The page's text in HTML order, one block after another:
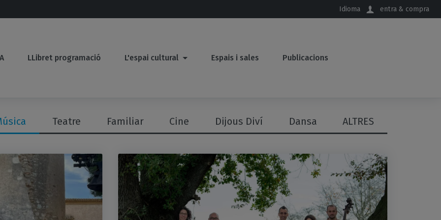
Idioma entra & compra
LLibret programació L'espai cultural Espais i sales Publicacions
Teatre Familiar Cine Dijous Diví Dansa ALTRES